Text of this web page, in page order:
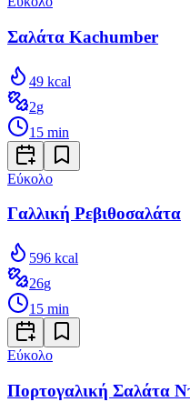
Σαλάτα Kachumber
49 kcal
2g
15 min
Εύκολο
Γαλλική Ρεβιθοσαλάτα
596 kcal
26g
15 min
Εύκολο
Πορτογαλική Σαλάτα